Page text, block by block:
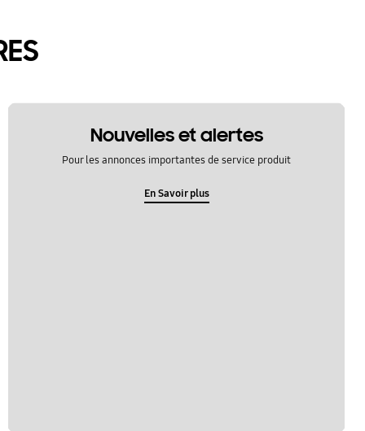
Nouvelles et alertes
Pour les annonces importantes de service produit
En Savoir plus